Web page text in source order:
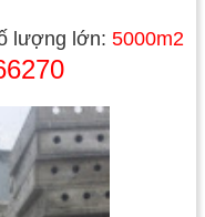
lượng lớn: 5000m2